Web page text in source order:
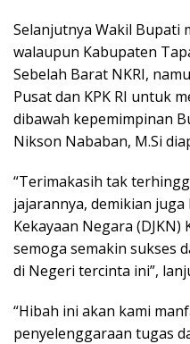
Selanjutnya Wakil Bupati
walaupun Kabupaten
Sebelah Barat NKRI,
Pusat dan KPK RI untuk
dibawah kepemimpinan
Nikson Nababan, M.Si
“Terimakasih tak
jajarannya, demikian
Kekayaan Negara
semoga semakin sukses
di Negeri tercinta ini”,
“Hibah ini akan kami
penyelenggaraan tugas